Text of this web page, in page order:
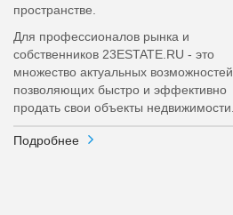
пространстве.
Для профессионалов рынка и
собственников 23ESTATE.RU - это
множество актуальных возможностей,
позволяющих быстро и эффективно
продать свои объекты недвижимости.
Подробнее